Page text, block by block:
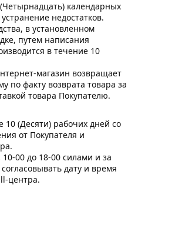
календарных
недостатков.
в установленном
путем написания
в течение 10
магазин возвращает
по факту возврата товара за
товара Покупателю.
10 (Десяти) рабочих дней со
от Покупателя и
00 до 18-00 силами и за
дату и время
центра.